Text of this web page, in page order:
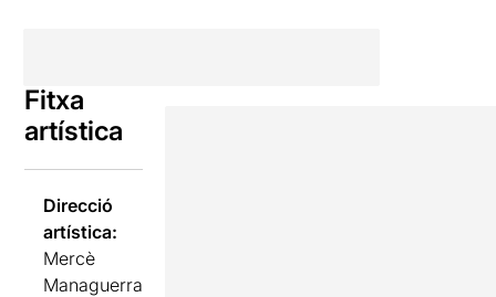
Fitxa
artística
Direcció
artística:
Mercè
Managuerra